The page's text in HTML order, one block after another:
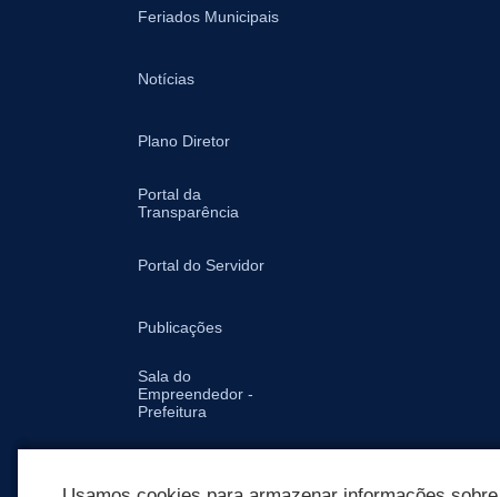
Feriados Municipais
Notícias
Plano Diretor
Portal da
Transparência
Portal do Servidor
Publicações
Sala do
Empreendedor -
Prefeitura